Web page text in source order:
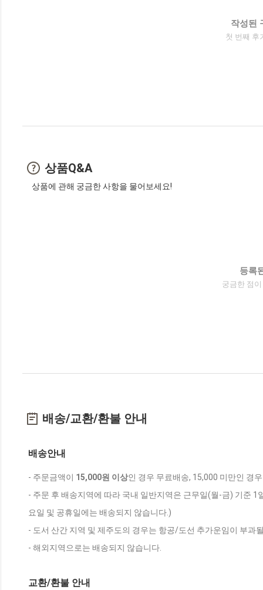
작성된
첫 번째 후
상품Q&A
상품에 관해 궁금한 사항을 물어보세요!
등록
궁금한 점
배송/교환/환불 안내
배송안내
- 주문금액이 15,000원 이상인 경우 무료배송, 15,000 미만인 경
- 주문 후 배송지역에 따라 국내 일반지역은 근무일(월-금) 기준
요일 및 공휴일에는 배송되지 않습니다.)
- 도서 산간 지역 및 제주도의 경우는 항공/도선 추가운임이 부과
- 해외지역으로는 배송되지 않습니다.
교환/환불 안내